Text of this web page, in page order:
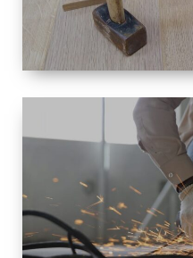
TAILLE
PETITE À
GRANDE
RÉNOVATION